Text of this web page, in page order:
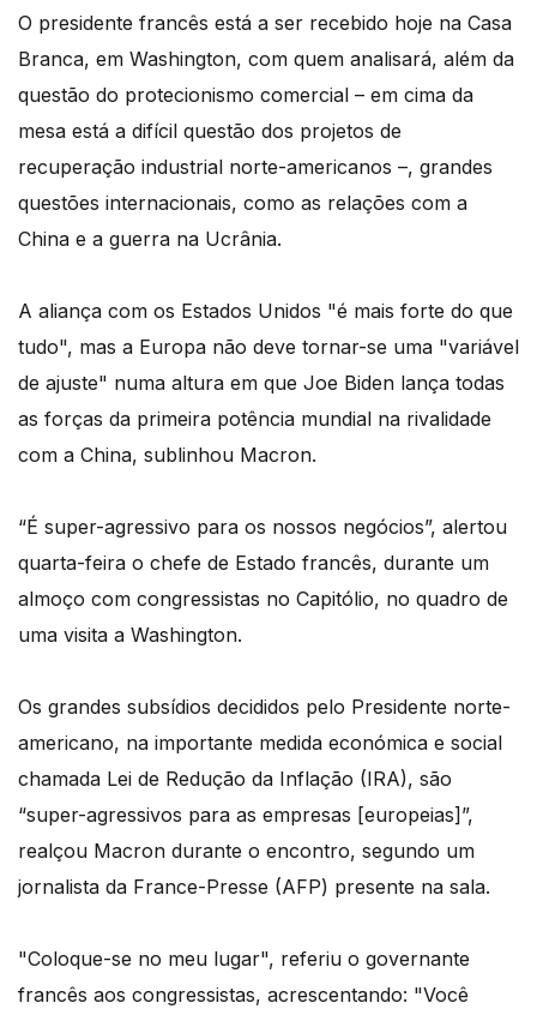
O presidente francês está a ser recebido hoje na Casa
Branca, em Washington, com quem analisará, além da
questão do protecionismo comercial – em cima da
mesa está a difícil questão dos projetos de
recuperação industrial norte-americanos –, grandes
questões internacionais, como as relações com a
China e a guerra na Ucrânia.
A aliança com os Estados Unidos "é mais forte do que
tudo", mas a Europa não deve tornar-se uma "variável
de ajuste" numa altura em que Joe Biden lança todas
as forças da primeira potência mundial na rivalidade
com a China, sublinhou Macron.
“É super-agressivo para os nossos negócios”, alertou
quarta-feira o chefe de Estado francês, durante um
almoço com congressistas no Capitólio, no quadro de
uma visita a Washington.
Os grandes subsídios decididos pelo Presidente norte-
americano, na importante medida económica e social
chamada Lei de Redução da Inflação (IRA), são
“super-agressivos para as empresas [europeias]”,
realçou Macron durante o encontro, segundo um
jornalista da France-Presse (AFP) presente na sala.
"Coloque-se no meu lugar", referiu o governante
francês aos congressistas, acrescentando: "Você